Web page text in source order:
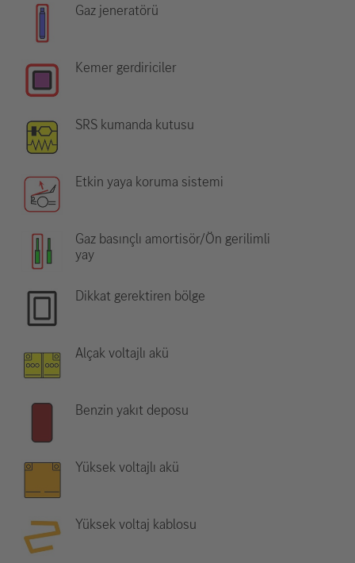
Gaz jeneratörü
Kemer gerdiriciler
SRS kumanda kutusu
Etkin yaya koruma sistemi
Gaz basınçlı amortisör/Ön gerilimli
yay
Dikkat gerektiren bölge
Alçak voltajlı akü
Benzin yakıt deposu
Yüksek voltajlı akü
Yüksek voltaj kablosu